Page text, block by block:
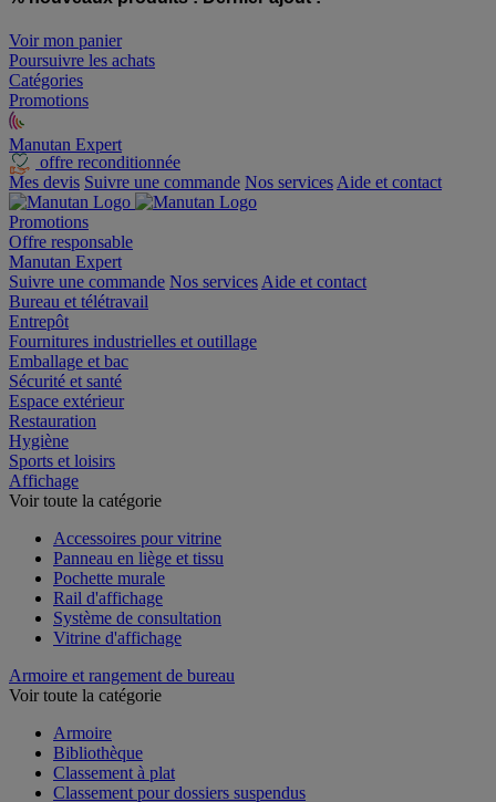
Voir mon panier
Poursuivre les achats
Catégories
Promotions
Manutan Expert
offre reconditionnée
Mes devis Suivre une commande Nos services Aide et contact
Promotions
Offre responsable
Manutan Expert
Suivre une commande Nos services Aide et contact
Bureau et télétravail
Entrepôt
Fournitures industrielles et outillage
Emballage et bac
Sécurité et santé
Espace extérieur
Restauration
Hygiène
Sports et loisirs
Affichage
Voir toute la catégorie
Accessoires pour vitrine
Panneau en liège et tissu
Pochette murale
Rail d'affichage
Système de consultation
Vitrine d'affichage
Armoire et rangement de bureau
Voir toute la catégorie
Armoire
Bibliothèque
Classement à plat
Classement pour dossiers suspendus